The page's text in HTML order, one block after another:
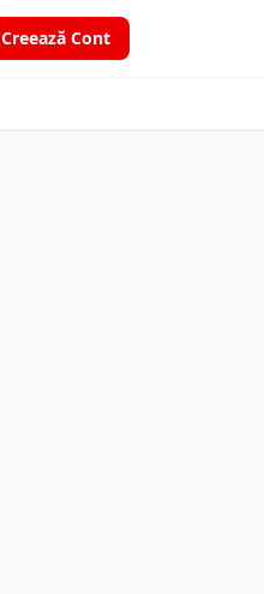
Creează Cont